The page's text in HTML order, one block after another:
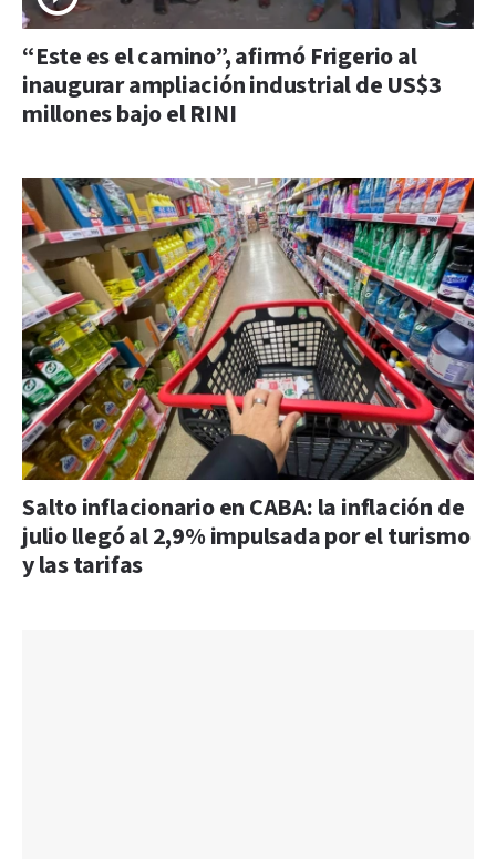
“Este es el camino”, afirmó Frigerio al
inaugurar ampliación industrial de US$3
millones bajo el RINI
Salto inflacionario en CABA: la inflación de
julio llegó al 2,9% impulsada por el turismo
y las tarifas